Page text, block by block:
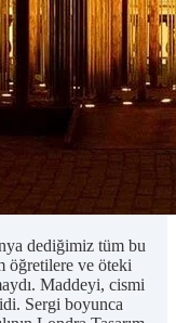
dediğimiz tüm bu
öğretilere ve öteki
Maddeyi, cismi
Sergi boyunca